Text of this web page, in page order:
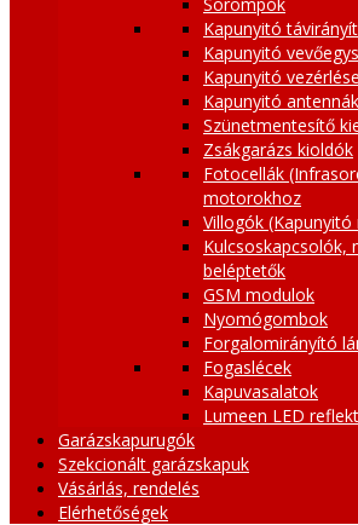
Kapunyitó
Kapunyitó
Kapunyitó
Kapunyitó antennák
Szünetmentesítő
Zsákgarázs kioldók
Fotocellák
motorokhoz
Villogók
Kulcsoskapcsolók,
beléptetők
GSM modulok
Nyomógombok
Forgalomirányító
Fogaslécek
Kapuvasalatok
Lumeen LED
Garázskapurugók
Szekcionált garázskapuk
Vásárlás, rendelés
Elérhetőségek